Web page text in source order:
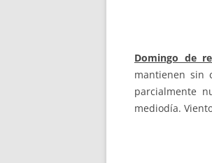
Domingo de
mantienen sin
parcialmente
mediodía.